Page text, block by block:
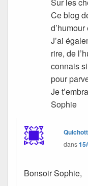
Ce blog
J’ai
rire, de
connais
pour
Je
Sophie
dans
Bonsoir Sophie,